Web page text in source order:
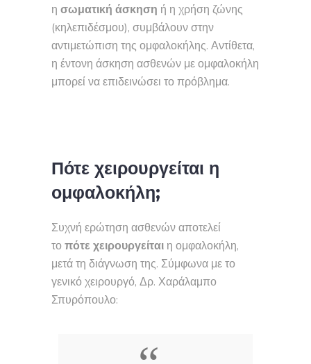
η σωματική άσκηση ή η χρήση ζώνης
(κηλεπιδέσμου), συμβάλουν στην
αντιμετώπιση της ομφαλοκήλης. Αντίθετα,
η έντονη άσκηση ασθενών με ομφαλοκήλη
μπορεί να επιδεινώσει το πρόβλημα.
Πότε χειρουργείται η
ομφαλοκήλη;
Συχνή ερώτηση ασθενών αποτελεί
τοπότε χειρουργείται η ομφαλοκήλη,
μετά τη διάγνωση της. Σύμφωνα με το
γενικό χειρουργό, Δρ. Χαράλαμπο
Σπυρόπουλο: